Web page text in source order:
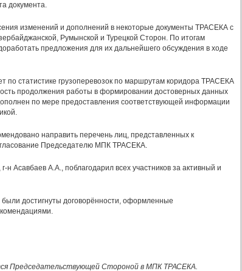
документа.
изменений и дополнений в некоторые документы ТРАСЕКА с
Румынской и Турецкой Сторон. По итогам
предложения для их дальнейшего обсуждения в ходе
по статистике грузоперевозок по маршрутам коридора ТРАСЕКА
продолжения работы в формировании достоверных данных
по мере предоставления соответствующей информации
направить перечень лиц, представленных к
Председателю МПК ТРАСЕКА.
Асавбаев А.А., поблагодарил всех участников за активный и
достигнуты договорённости, оформленные
Председательствующей Стороной в МПК ТРАСЕКА.